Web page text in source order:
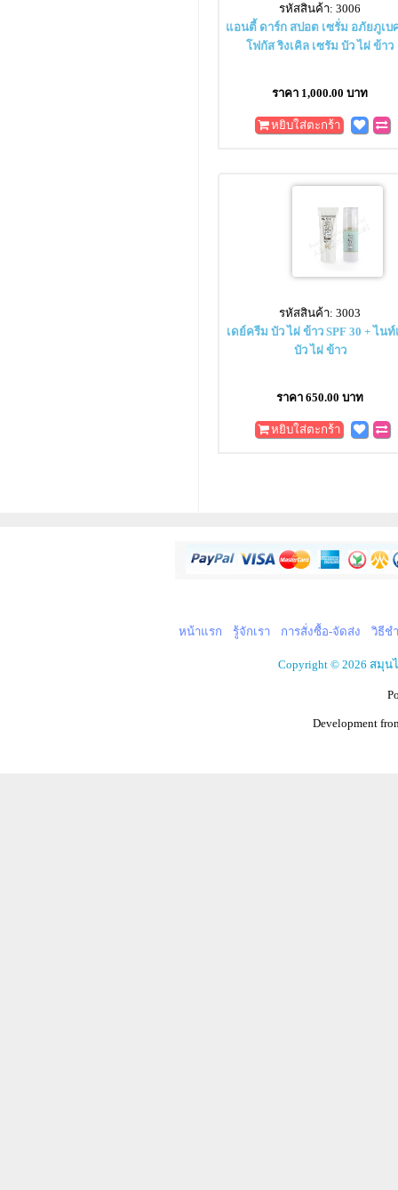
รหัสสินค้า: 3006
แอนตี้ ดาร์ก สปอต เซรั่ม อภัยภูเบ
โฟกัส ริงเคิล เซรัม บัว ไผ่ ข้าว
ราคา 1,000.00 บาท
หยิบใส่ตะกร้า
รหัสสินค้า: 3003
เดย์ครีม บัว ไผ่ ข้าว SPF 30 + ไนท์
บัว ไผ่ ข้าว
ราคา 650.00 บาท
หยิบใส่ตะกร้า
หน้าแรก รู้จักเรา การสั่งซื้อ-จัดส่ง วิธีช
Copyright © 2026 สมุ
Development